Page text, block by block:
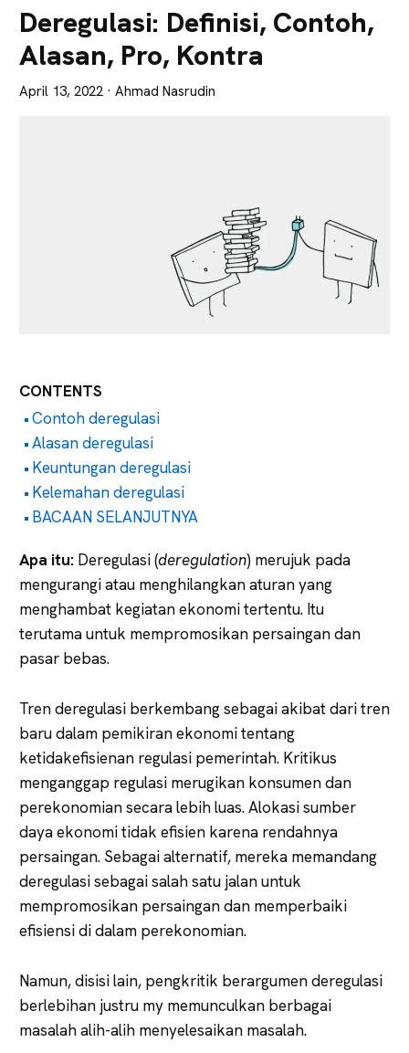
Tajam
Deregulasi: Definisi, Contoh,
Alasan, Pro, Kontra
April 13, 2022 · Ahmad Nasrudin
CONTENTS
Contoh deregulasi
Alasan deregulasi
Keuntungan deregulasi
Kelemahan deregulasi
BACAAN SELANJUTNYA
Apa itu: Deregulasi (deregulation) merujuk pada
mengurangi atau menghilangkan aturan yang
menghambat kegiatan ekonomi tertentu. Itu
terutama untuk mempromosikan persaingan dan
pasar bebas.
Tren deregulasi berkembang sebagai akibat dari tren
baru dalam pemikiran ekonomi tentang
ketidakefisienan regulasi pemerintah. Kritikus
menganggap regulasi merugikan konsumen dan
perekonomian secara lebih luas. Alokasi sumber
daya ekonomi tidak efisien karena rendahnya
persaingan. Sebagai alternatif, mereka memandang
deregulasi sebagai salah satu jalan untuk
mempromosikan persaingan dan memperbaiki
efisiensi di dalam perekonomian.
Namun, disisi lain, pengkritik berargumen deregulasi
berlebihan justru my memunculkan berbagai
masalah alih-alih menyelesaikan masalah.